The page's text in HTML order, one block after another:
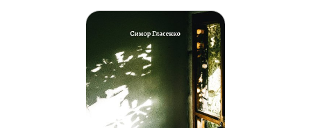
Науково-популярна література (1015)
Навчальна література та посібники (527)
Енциклопедії, довідники, словники (55)
Подарункові сертифікати (1)